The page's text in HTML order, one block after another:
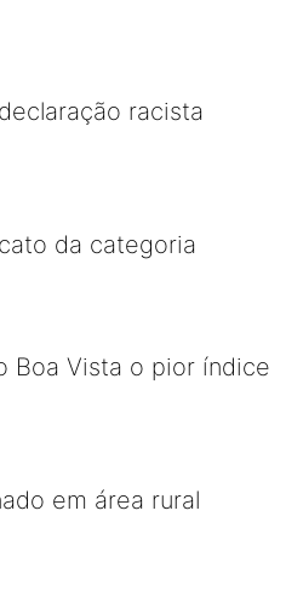
racista
da categoria
Boa Vista o pior índice
em área rural